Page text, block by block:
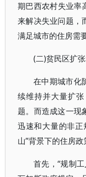
期巴西农村失业率
来解决失业问题，
满足城市的住房需要
(二)贫民区扩
在中期城市化
续维持并大量扩
题。而造成这一现
迅速和大量的非
山”背景下的住房政
首先，“规制